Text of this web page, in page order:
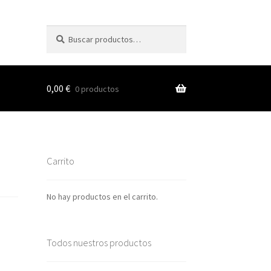
por:
0,00 € 0 productos
Carrito
No hay productos en el carrito.
Todos nuestros productos